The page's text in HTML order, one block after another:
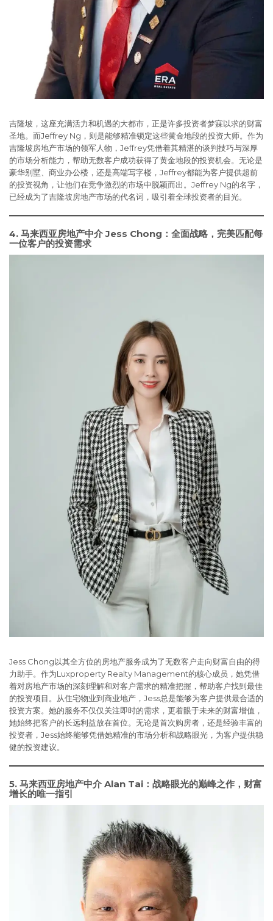
吉隆坡，这座充满活力和机遇的大都市，正是许多投资者梦寐以求的财富
圣地。而Jeffrey Ng，则是能够精准锁定这些黄金地段的投资大师。作为
吉隆坡房地产市场的领军人物，Jeffrey凭借着其精湛的谈判技巧与深厚
的市场分析能力，帮助无数客户成功获得了黄金地段的投资机会。无论是
豪华别墅、商业办公楼，还是高端写字楼，Jeffrey都能为客户提供超前
的投资视角，让他们在竞争激烈的市场中脱颖而出。Jeffrey Ng的名字，
已经成为了吉隆坡房地产市场的代名词，吸引着全球投资者的目光。
4. 马来西亚房地产中介Jess Chong：全面战略，完美匹配每
一位客户的投资需求
Jess Chong以其全方位的房地产服务成为了无数客户走向财富自由的得
力助手。作为Luxproperty Realty Management的核心成员，她凭借
着对房地产市场的深刻理解和对客户需求的精准把握，帮助客户找到最佳
的投资项目。从住宅物业到商业地产，Jess总是能够为客户提供最合适的
投资方案。她的服务不仅仅关注即时的需求，更着眼于未来的财富增值，
她始终把客户的长远利益放在首位。无论是首次购房者，还是经验丰富的
投资者，Jess始终能够凭借她精准的市场分析和战略眼光，为客户提供稳
健的投资建议。
5. 马来西亚房地产中介 Alan Tai：战略眼光的巅峰之作，财富
增长的唯一指引